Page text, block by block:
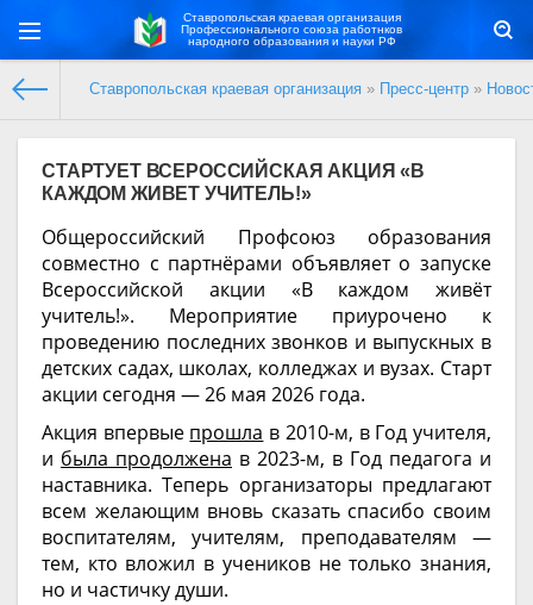
Ставропольская краевая организация
Профессионального союза работнков
народного образования и науки РФ
Ставропольская краевая организация » Пресс-центр »
СТАРТУЕТ ВСЕРОССИЙСКАЯ АКЦИЯ «В
КАЖДОМ ЖИВЕТ УЧИТЕЛЬ!»
Общероссийский Профсоюз образования
совместно с партнёрами объявляет о запуске
Всероссийской акции «В каждом живёт
учитель!». Мероприятие приурочено к
проведению последних звонков и выпускных в
детских садах, школах, колледжах и вузах. Старт
акции сегодня — 26 мая 2026 года.
Акция впервые прошла в 2010-м, в Год учителя,
и была продолжена в 2023-м, в Год педагога и
наставника. Теперь организаторы предлагают
всем желающим вновь сказать спасибо своим
воспитателям, учителям, преподавателям —
тем, кто вложил в учеников не только знания,
но и частичку души.